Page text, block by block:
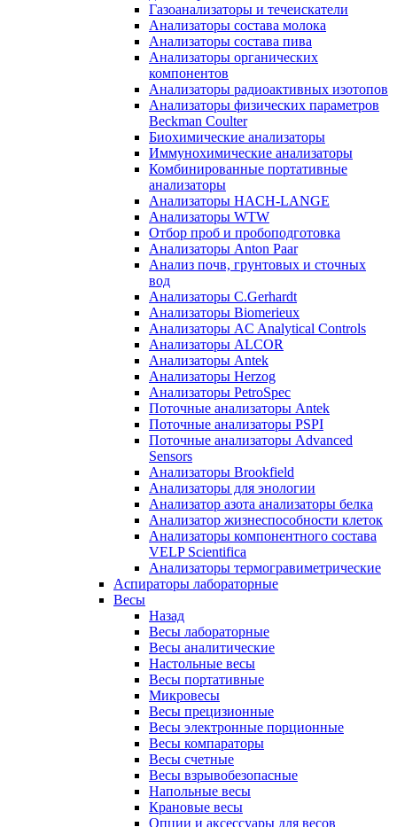
Газоанализаторы и течеискатели
Анализаторы состава молока
Анализаторы состава пива
Анализаторы органических
компонентов
Анализаторы радиоактивных изотопов
Анализаторы физических параметров
Beckman Coulter
Биохимические анализаторы
Иммунохимические анализаторы
Комбинированные портативные
анализаторы
Анализаторы HACH-LANGE
Анализаторы WTW
Отбор проб и пробоподготовка
Анализаторы Anton Paar
Анализ почв, грунтовых и сточных
вод
Анализаторы C.Gerhardt
Анализаторы Biomerieux
Анализаторы AC Analytical Controls
Анализаторы ALCOR
Анализаторы Antek
Анализаторы Herzog
Анализаторы PetroSpec
Поточные анализаторы Antek
Поточные анализаторы PSPI
Поточные анализаторы Advanced
Sensors
Анализаторы Brookfield
Анализаторы для энологии
Анализатор азота анализаторы белка
Анализатор жизнеспособности клеток
Анализаторы компонентного состава
VELP Scientifica
Анализаторы термогравиметрические
Аспираторы лабораторные
Весы
Назад
Весы лабораторные
Весы аналитические
Настольные весы
Весы портативные
Микровесы
Весы прецизионные
Весы электронные порционные
Весы компараторы
Весы счетные
Весы взрывобезопасные
Напольные весы
Крановые весы
Опции и аксессуары для весов